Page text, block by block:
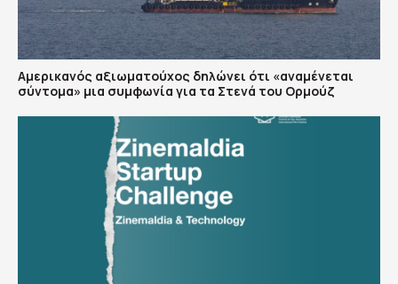
Αμερικανός αξιωματούχος δηλώνει ότι «αναμένεται
σύντομα» μια συμφωνία για τα Στενά του Ορμούζ